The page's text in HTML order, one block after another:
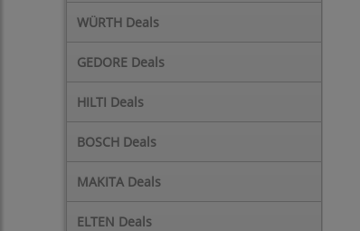
WÜRTH Deals
GEDORE Deals
HILTI Deals
BOSCH Deals
MAKITA Deals
ELTEN Deals